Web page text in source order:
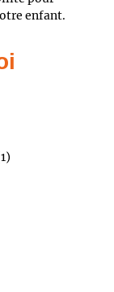
enfant.